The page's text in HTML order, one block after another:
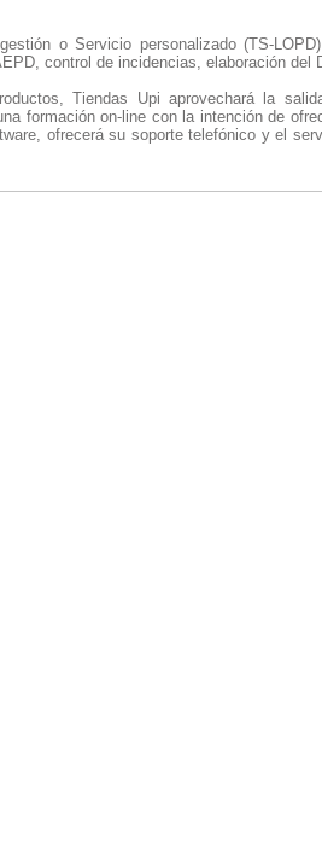
o Servicio personalizado (TS-
control de incidencias, elaboración
Tiendas Upi aprovechará la
formación on-line con la intención de
ofrecerá su soporte telefónico y el